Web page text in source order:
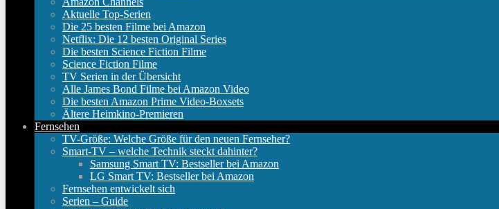
Aktuelle Top-Serien
Die 25 besten Filme bei Amazon
Netflix: Die 12 besten Original Series
Die besten Science Fiction Filme
Science Fiction Filme
TV Serien in der Übersicht
Alle James Bond Filme bei Amazon Video
Die besten Amazon Prime Video-Boxsets
Ältere Heimkino-Premieren
Fernsehen
TV-Größe: Welche Größe für den neuen Fernseher?
Smart-TV – welche Technik steckt dahinter?
Samsung Smart TV: Bestseller bei Amazon
LG Smart TV: Bestseller bei Amazon
Fernsehen entwickelt sich
Serien – Guide